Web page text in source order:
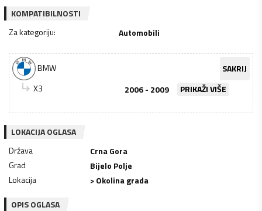
KOMPATIBILNOSTI
Za kategoriju: Automobili
BMW
SAKRIJ
X3
2006 - 2009 PRIKAŽI VIŠE
LOKACIJA OGLASA
Država
Crna Gora
Grad
Bijelo Polje
Lokacija
> Okolina grada
OPIS OGLASA